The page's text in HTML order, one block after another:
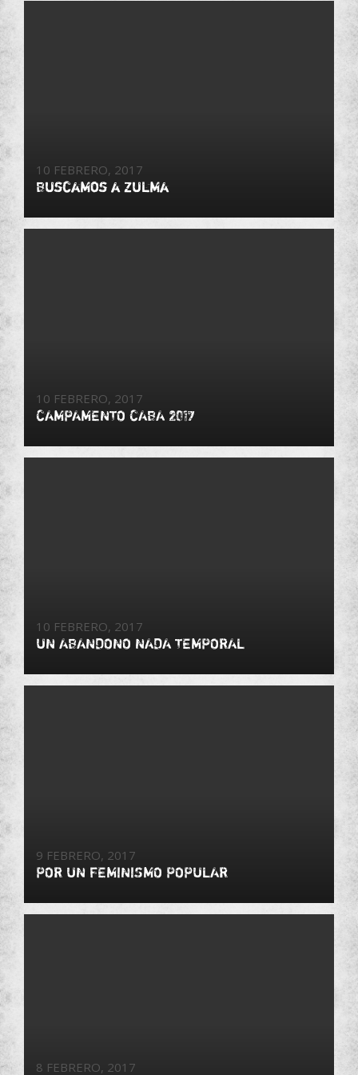
10 FEBRERO, 2017
Buscamos a Zulma
10 FEBRERO, 2017
CAMPAMENTO CABA 2017
10 FEBRERO, 2017
UN ABANDONO NADA TEMPORAL
9 FEBRERO, 2017
POR UN FEMINISMO POPULAR
8 FEBRERO, 2017